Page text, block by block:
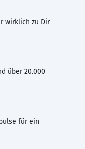
wirklich zu Dir
über 20.000
für ein